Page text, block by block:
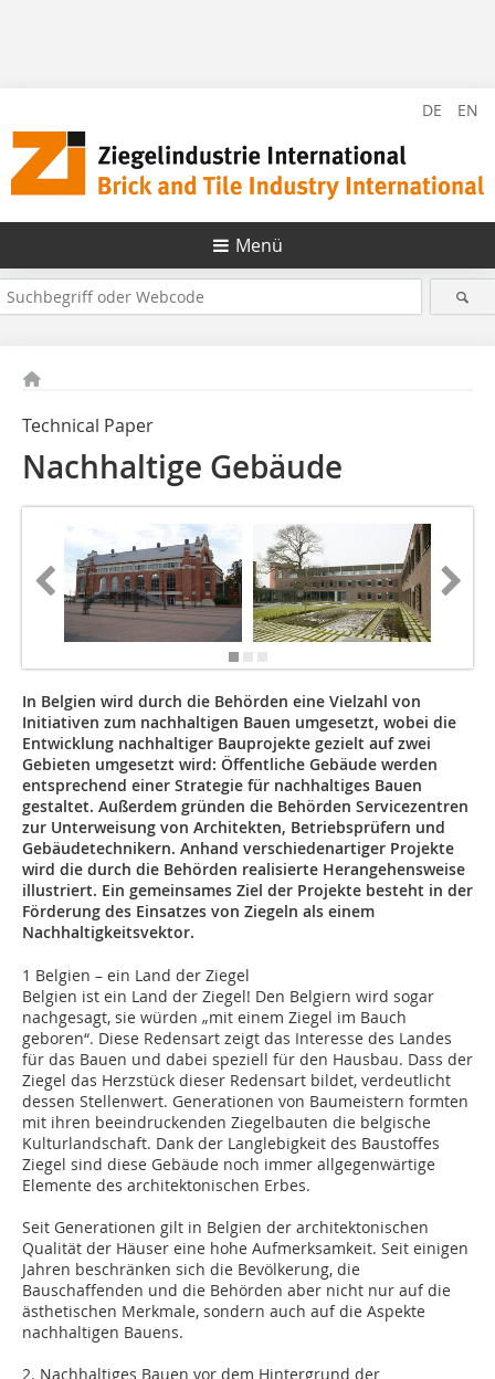
DE EN
Menü
Technical Paper
Nachhaltige Gebäude
In Belgien wird durch die Behörden eine Vielzahl von
Initiativen zum nachhaltigen Bauen umgesetzt, wobei die
Entwicklung nachhaltiger Bauprojekte gezielt auf zwei
Gebieten umgesetzt wird: Öffentliche Gebäude werden
entsprechend einer Strategie für nachhaltiges Bauen
gestaltet. Außerdem gründen die Behörden Servicezentren
zur Unterweisung von Architekten, Betriebsprüfern und
Gebäudetechnikern. Anhand verschiedenartiger Projekte
wird die durch die Behörden realisierte Herangehensweise
illustriert. Ein gemeinsames Ziel der Projekte besteht in der
Förderung des Einsatzes von Ziegeln als einem
Nachhaltigkeitsvektor.
1 Belgien – ein Land der Ziegel
Belgien ist ein Land der Ziegel! Den Belgiern wird sogar
nachgesagt, sie würden „mit einem Ziegel im Bauch
geboren“. Diese Redensart zeigt das Interesse des Landes
für das Bauen und dabei speziell für den Hausbau. Dass der
Ziegel das Herzstück dieser Redensart bildet, verdeutlicht
dessen Stellenwert. Generationen von Baumeistern formten
mit ihren beeindruckenden Ziegelbauten die belgische
Kulturlandschaft. Dank der Langlebigkeit des Baustoffes
Ziegel sind diese Gebäude noch immer allgegenwärtige
Elemente des architektonischen Erbes.
Seit Generationen gilt in Belgien der architektonischen
Qualität der Häuser eine hohe Aufmerksamkeit. Seit einigen
Jahren beschränken sich die Bevölkerung, die
Bauschaffenden und die Behörden aber nicht nur auf die
ästhetischen Merkmale, sondern auch auf die Aspekte
nachhaltigen Bauens.
2. Nachhaltiges Bauen vor dem Hintergrund der